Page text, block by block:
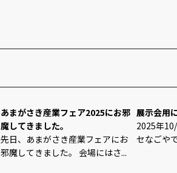
あまがさき産業フェア2025にお邪
魔してきました。
先日、あまがさき産業フェアにお
邪魔してきました。 会場にはさ...
展示会用
2025年
セなごや